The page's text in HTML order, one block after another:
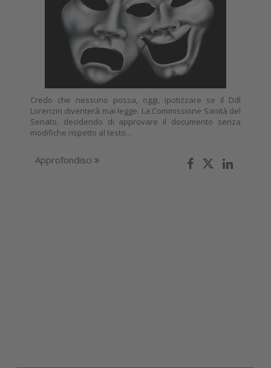
Credo che nessuno possa, oggi, ipotizzare se il Ddl
Lorenzin diventerà mai legge. La Commissione Sanità del
Senato, decidendo di approvare il documento senza
modifiche rispetto al testo...
Approfondisci